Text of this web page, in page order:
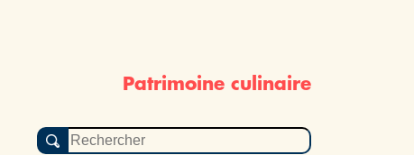
Patrimoine culinaire